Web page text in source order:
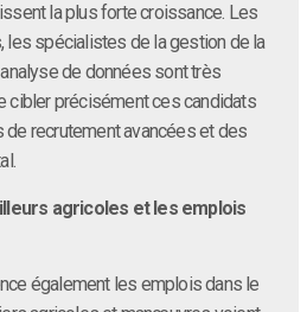
la plus forte croissance. Les
spécialistes de la gestion de la
de données sont très
cibler précisément ces candidats
recrutement avancées et des
agricoles et les emplois
également les emplois dans le